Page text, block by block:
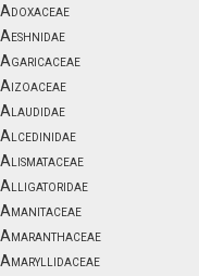
Adoxaceae
Aeshnidae
Agaricaceae
Aizoaceae
Alaudidae
Alcedinidae
Alismataceae
Alligatoridae
Amanitaceae
Amaranthaceae
Amaryllidaceae